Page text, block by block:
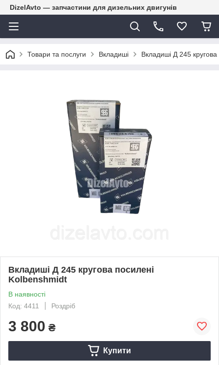
DizelAvto — запчастини для дизельних двигунів
Товари та послуги Вкладиші Вкладиші Д 245
Вкладиші Д 245 кругова посилені
Kolbenshmidt
В наявності
Код: 4411
Роздріб
3 800 ₴
Купити